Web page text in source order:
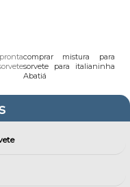
comprar mistura para
sorvete para italianinha
Abatiá